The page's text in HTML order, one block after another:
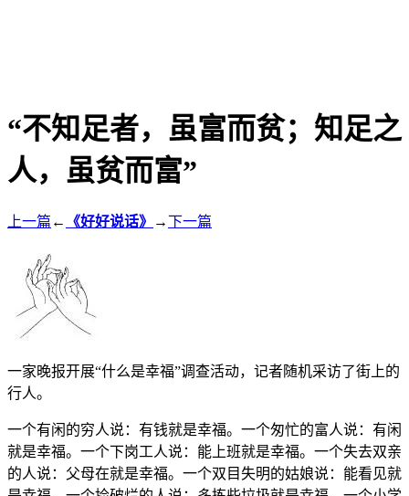
“不知足者，虽富而贫；知足之
人，虽贫而富”
上一篇 ← 《好好说话》 →下一篇
一家晚报开展“什么是幸福”调查活动，记者随机采访了街上的
行人。
一个有闲的穷人说：有钱就是幸福。一个匆忙的富人说：有闲
就是幸福。一个下岗工人说：能上班就是幸福。一个失去双亲
的人说：父母在就是幸福。一个双目失明的姑娘说：能看见就